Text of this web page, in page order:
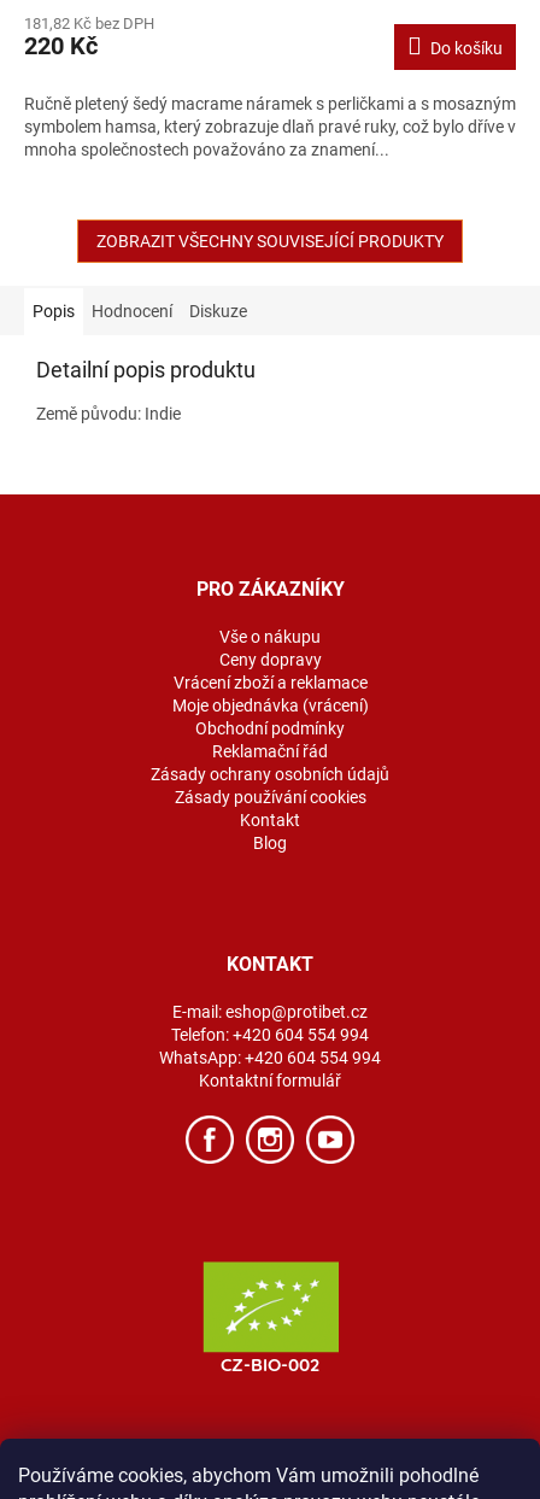
Používáme cookies, abychom Vám umožnili pohodlné
181,82 Kč bez DPH
220 Kč Do košíku
Ručně pletený šedý macrame náramek s perličkami a s mosazným
symbolem hamsa, který zobrazuje dlaň pravé ruky, což bylo dříve v
mnoha společnostech považováno za znamení...
ZOBRAZIT VŠECHNY SOUVISEJÍCÍ PRODUKTY
Popis Hodnocení Diskuze
Detailní popis produktu
Země původu: Indie
PRO ZÁKAZNÍKY
Vše o nákupu
Ceny dopravy
Vrácení zboží a reklamace
Moje objednávka (vrácení)
Obchodní podmínky
Reklamační řád
Zásady ochrany osobních údajů
Zásady používání cookies
Kontakt
Blog
KONTAKT
E-mail:eshop@protibet.cz
Telefon:+420 604 554 994
WhatsApp:+420 604 554 994
Kontaktní formulář